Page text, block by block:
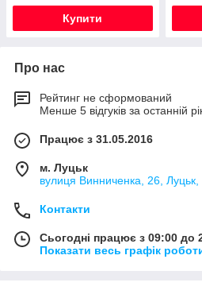
Купити
Про нас
Рейтинг не сформований
Менше 5 відгуків за останній
Працює з 31.05.2016
м. Луцьк
вулиця Винниченка, 26, Луцьк,
Контакти
Сьогодні працює з 09:00 до
Показати весь графік